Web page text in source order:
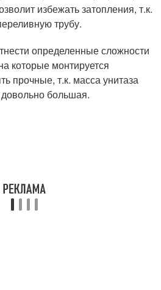
избежать затопления, т.к.
трубу.
определенные сложности
которые монтируется
прочные, т.к. масса унитаза
большая.